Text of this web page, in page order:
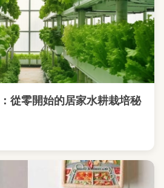
從零開始的居家水耕栽培秘